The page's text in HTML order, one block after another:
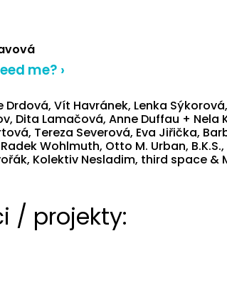
me? ›
Drdová, Vít Havránek, Lenka
Dita Lamačová, Anne Duffau +
Tereza Severová, Eva Jiřička,
Wohlmuth, Otto M. Urban,
Kolektiv Nesladim, third space &
/ projekty: